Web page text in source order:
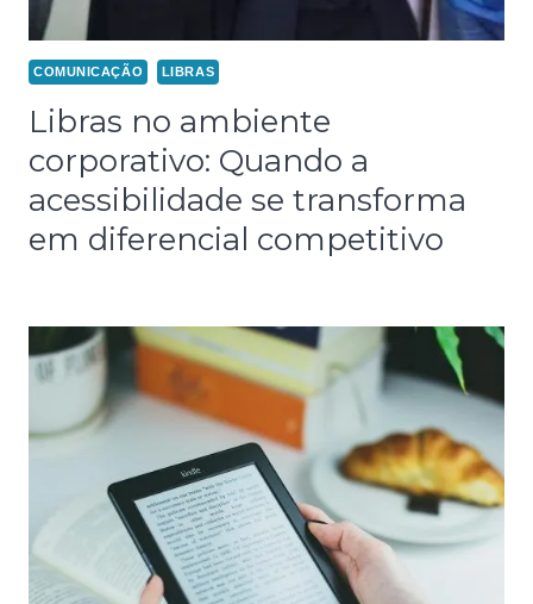
COMUNICAÇÃO LIBRAS
Libras no ambiente
corporativo: Quando a
acessibilidade se transforma
em diferencial competitivo